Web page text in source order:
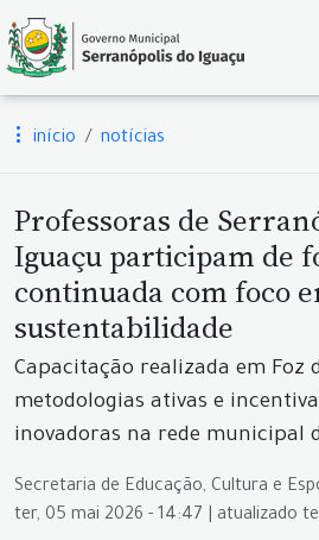
início notícias
Professoras de
Iguaçu participam de
continuada com foco
sustentabilidade
Capacitação realizada em Foz
metodologias ativas e
inovadoras na rede municipal
Secretaria de Educação, Cultura e
ter, 05 mai 2026 - 14:47 | atualizado